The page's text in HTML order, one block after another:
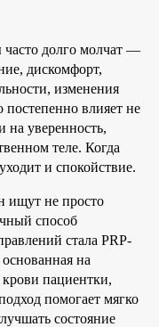
долго молчат —
дискомфорт,
изменения
влияет не
на уверенность,
теле. Когда
и спокойствие.
ищут не просто
способ
стала PRP-
на
пациентки,
помогает мягко
состояние